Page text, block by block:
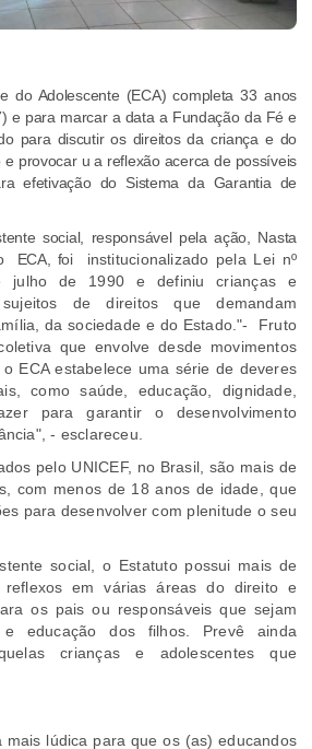
do Adolescente (ECA) completa 33 anos
e para marcar a data a Fundação da Fé e
para discutir os direitos da criança e do
provocar u a reflexão acerca de possíveis
efetivação do Sistema da Garantia de
social, responsável pela ação, Nasta
ECA, foi
institucionalizado pela Lei nº
de 1990 e definiu crianças e
de direitos que demandam
da sociedade e do Estado."- Fruto
que envolve desde movimentos
ECA estabelece uma série de deveres
como saúde, educação, dignidade,
para garantir o desenvolvimento
- esclareceu.
pelo UNICEF, no Brasil, são mais de
com menos de 18 anos de idade, que
para desenvolver com plenitude o seu
social, o Estatuto possui mais de
em várias áreas do direito e
os pais ou responsáveis que sejam
educação dos filhos. Prevê ainda
crianças e adolescentes que
mais lúdica para que os (as) educandos